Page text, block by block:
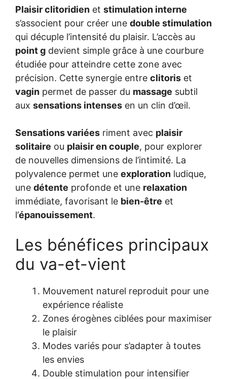
Plaisir clitoridien et stimulation interne
s’associent pour créer une double stimulation
qui décuple l’intensité du plaisir. L’accès au
point g devient simple grâce à une courbure
étudiée pour atteindre cette zone avec
précision. Cette synergie entre clitoris et
vagin permet de passer du massage subtil
aux sensations intenses en un clin d’œil.
Sensations variées riment avec plaisir
solitaire ou plaisir en couple, pour explorer
de nouvelles dimensions de l’intimité. La
polyvalence permet une exploration ludique,
une détente profonde et une relaxation
immédiate, favorisant le bien-être et
l’épanouissement.
Les bénéfices principaux
du va-et-vient
Mouvement naturel reproduit pour une
expérience réaliste
Zones érogènes ciblées pour maximiser
le plaisir
Modes variés pour s’adapter à toutes
les envies
Double stimulation pour intensifier